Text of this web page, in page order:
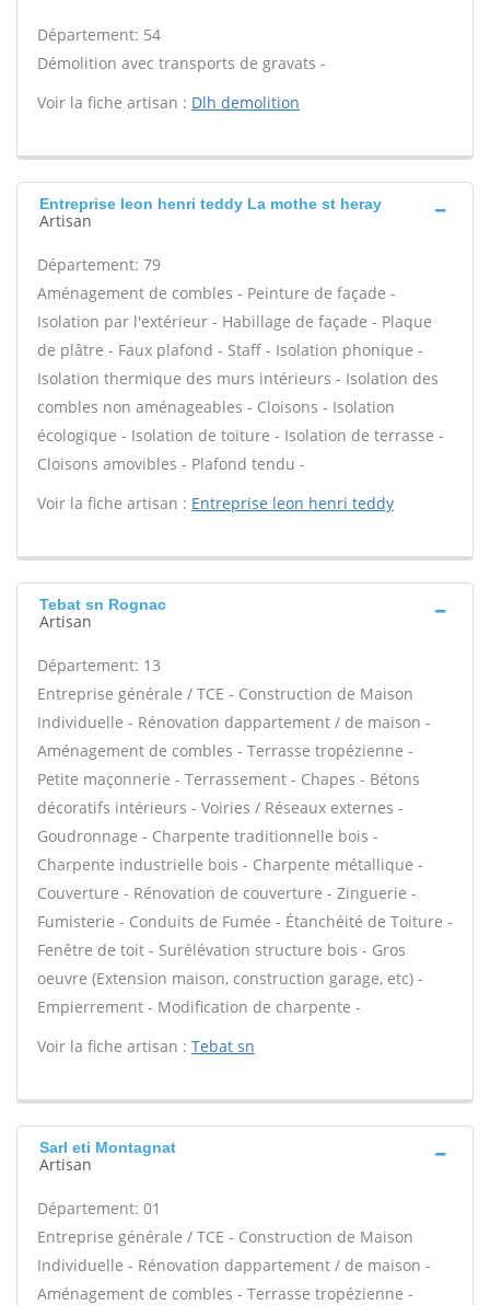
Département: 54
Démolition avec transports de gravats -
Voir la fiche artisan : Dlh demolition
Entreprise leon henri teddy La mothe st heray
Artisan
Département: 79
Aménagement de combles - Peinture de façade -
Isolation par l'extérieur - Habillage de façade - Plaque
de plâtre - Faux plafond - Staff - Isolation phonique -
Isolation thermique des murs intérieurs - Isolation des
combles non aménageables - Cloisons - Isolation
écologique - Isolation de toiture - Isolation de terrasse -
Cloisons amovibles - Plafond tendu -
Voir la fiche artisan : Entreprise leon henri teddy
Tebat sn Rognac
Artisan
Département: 13
Entreprise générale / TCE - Construction de Maison
Individuelle - Rénovation dappartement / de maison -
Aménagement de combles - Terrasse tropézienne -
Petite maçonnerie - Terrassement - Chapes - Bétons
décoratifs intérieurs - Voiries / Réseaux externes -
Goudronnage - Charpente traditionnelle bois -
Charpente industrielle bois - Charpente métallique -
Couverture - Rénovation de couverture - Zinguerie -
Fumisterie - Conduits de Fumée - Étanchéité de Toiture -
Fenêtre de toit - Surélévation structure bois - Gros
oeuvre (Extension maison, construction garage, etc) -
Empierrement - Modification de charpente -
Voir la fiche artisan : Tebat sn
Sarl eti Montagnat
Artisan
Département: 01
Entreprise générale / TCE - Construction de Maison
Individuelle - Rénovation dappartement / de maison -
Aménagement de combles - Terrasse tropézienne -